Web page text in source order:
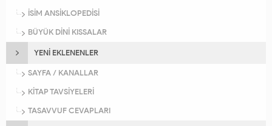
İSİM ANSİKLOPEDİSİ
BÜYÜK DİNİ KISSALAR
YENİ EKLENENLER
SAYFA / KANALLAR
KİTAP TAVSİYELERİ
TASAVVUF CEVAPLARI